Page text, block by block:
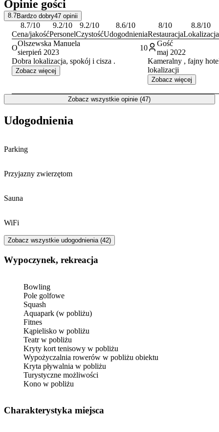
Opinie gości
8.7Bardzo dobry47 opinii
8.7/10
Cena/jakość
9.2/10
Personel
9.2/10
Czystość
8.6/10
Udogodnienia
8/10
Restauracja
8.8/10
Lokalizacja
O
Olszewska Manuela
sierpień 2023
10
Dobra lokalizacja, spokój i cisza .
Zobacz więcej
Gość
maj 2022
Kameralny , fajny
lokalizacji
Zobacz więcej
Zobacz wszystkie opinie (47)
Udogodnienia
Parking
Przyjazny zwierzętom
Sauna
WiFi
Zobacz wszystkie udogodnienia (42)
Wypoczynek, rekreacja
Bowling
Pole golfowe
Squash
Aquapark (w pobliżu)
Fitnes
Kąpielisko w pobliżu
Teatr w pobliżu
Kryty kort tenisowy w pobliżu
Wypożyczalnia rowerów w pobliżu obiektu
Kryta pływalnia w pobliżu
Turystyczne możliwości
Kono w pobliżu
Charakterystyka miejsca